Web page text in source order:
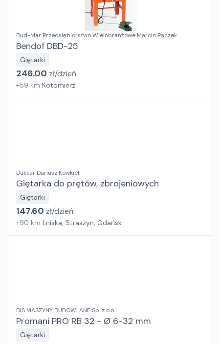
Bud-Mar Przedsiębiorstwo Wielobranżowe Marcin Pączek
Bendof DBD-25
Giętarki
246.00 zł/dzień
+59 km Kotomierz
Dakkar Dariusz Kowkiel
Giętarka do prętów, zbrojeniowych
Giętarki
147.60 zł/dzień
+90 km Lniska, Straszyn, Gdańsk
BIS MASZYNY BUDOWLANE Sp. z o.o.
Promani PRO RB 32 - Ø 6-32 mm
Giętarki